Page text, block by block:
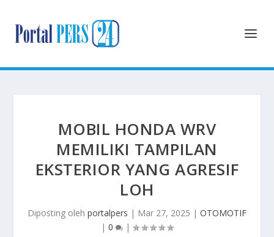
MOBIL HONDA WRV
MEMILIKI TAMPILAN
EKSTERIOR YANG AGRESIF
LOH
Diposting oleh portalpers | Mar 27, 2025 | OTOMOTIF
| 0 |